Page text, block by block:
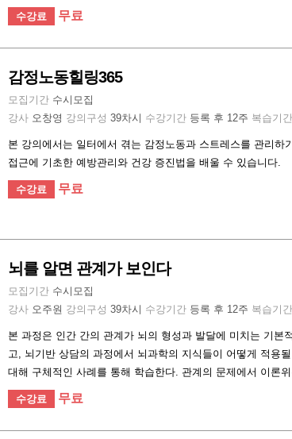
수강료 무료
감정노동힐링365
모집기간 수시모집
강사 오창영 강의구성 39차시 수강기간 등록 후 12주 복습기간
본 강의에서는 일터에서 겪는 감정노동과 스트레스를 관리하
접근에 기초한 예방관리와 건강 증진법을 배울 수 있습니다.
수강료 무료
뇌를 알면 관계가 보인다
모집기간 수시모집
강사 오주원 강의구성 39차시 수강기간 등록 후 12주 복습기간
본 과정은 인간 간의 관계가 뇌의 형성과 발달에 미치는 기본
고, 뇌기반 상담의 과정에서 뇌과학의 지식들이 어떻게 적용
대해 구체적인 사례를 통해 학습한다. 관계의 문제에서 이론
수강료 무료